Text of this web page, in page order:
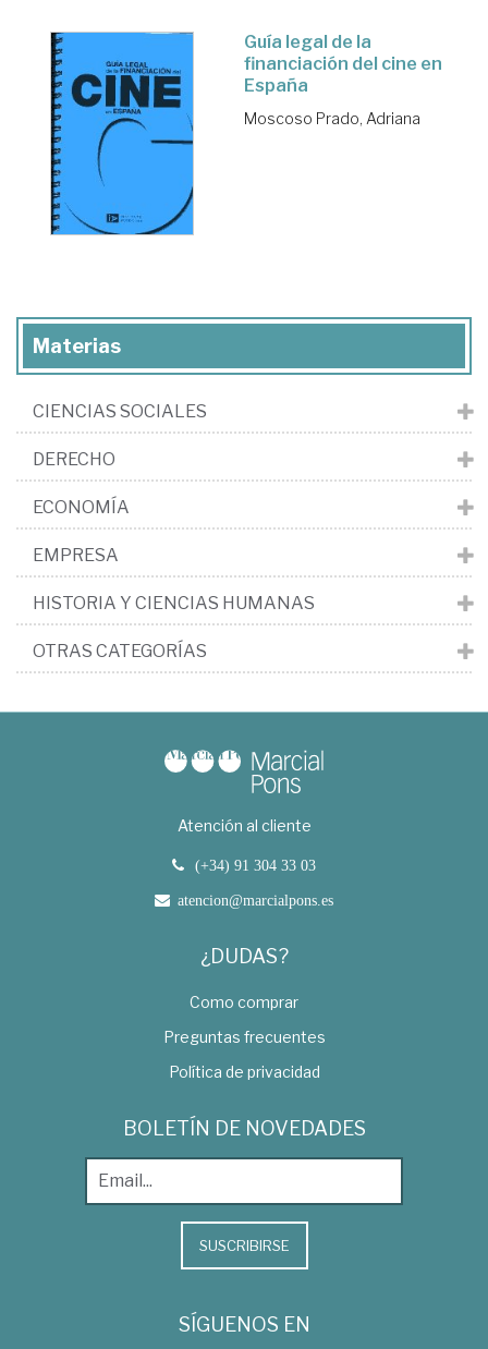
Guía legal de la
financiación del cine en
España
Moscoso Prado, Adriana
Materias
CIENCIAS SOCIALES
DERECHO
ECONOMÍA
EMPRESA
HISTORIA Y CIENCIAS HUMANAS
OTRAS CATEGORÍAS
Atención al cliente
(+34) 91 304 33 03
atencion@marcialpons.es
¿DUDAS?
Como comprar
Preguntas frecuentes
Política de privacidad
BOLETÍN DE NOVEDADES
SUSCRIBIRSE
SÍGUENOS EN